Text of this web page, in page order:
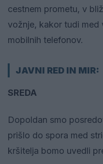
cestnem prometu, v
vožnje, kakor tudi med
mobilnih telefonov.
JAVNI RED IN MIR:
SREDA
Dopoldan smo
prišlo do spora med
kršitelja bomo uvedli